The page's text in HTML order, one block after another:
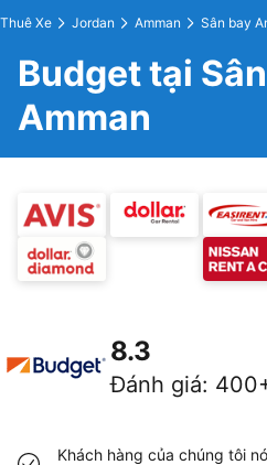
Thuê Xe Jordan Amman Sân bay
Budget tại
Amman
8.3
Đánh giá:
Khách hàng của chúng tôi